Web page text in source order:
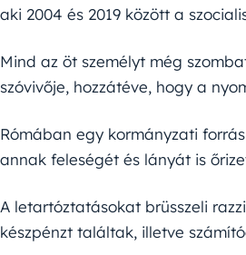
aki 2004 és 2019 között a
Mind az öt személyt még
szóvivője, hozzátéve, hogy a
Rómában egy kormányzati
annak feleségét és lányát is
A letartóztatásokat brüsszeli
készpénzt találtak, illetve